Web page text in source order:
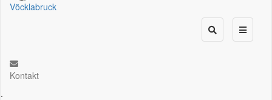
Vöcklabruck
Kontakt
.